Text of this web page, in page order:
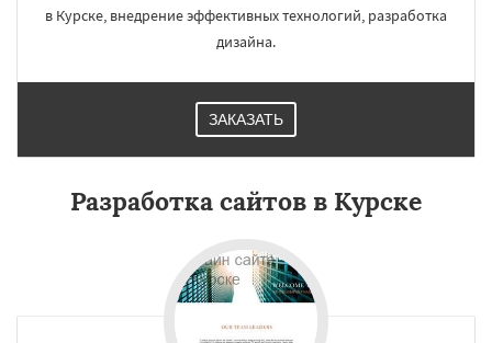
в Курске, внедрение эффективных технологий, разработка
дизайна.
ЗАКАЗАТЬ
Разработка сайтов в Курске